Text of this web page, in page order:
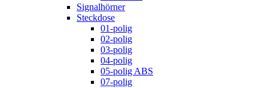
Signalhörner
Steckdose
01-polig
02-polig
03-polig
04-polig
05-polig ABS
07-polig